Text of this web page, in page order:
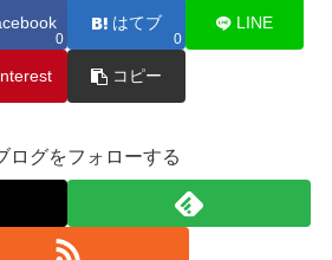
0
はてブ
0
LINE
コピー
ログをフォローする